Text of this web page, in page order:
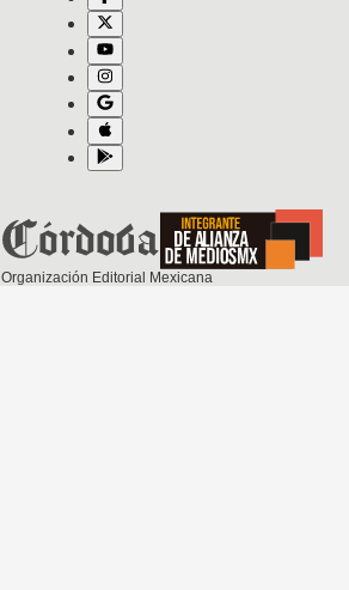
Organización Editorial Mexicana